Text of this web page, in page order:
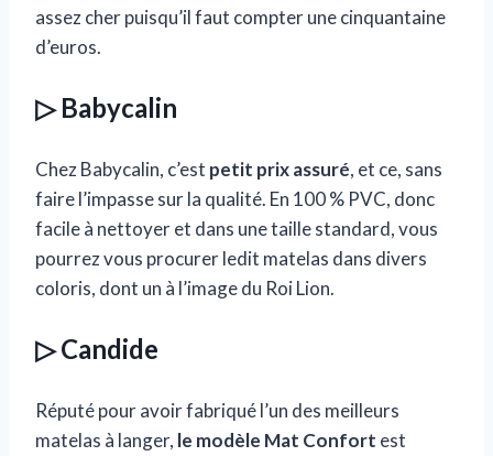
assez cher puisqu’il faut compter une cinquantaine
d’euros.
▷ Babycalin
Chez Babycalin, c’est petit prix assuré, et ce, sans
faire l’impasse sur la qualité. En 100 % PVC, donc
facile à nettoyer et dans une taille standard, vous
pourrez vous procurer ledit matelas dans divers
coloris, dont un à l’image du Roi Lion.
▷ Candide
Réputé pour avoir fabriqué l’un des meilleurs
matelas à langer, le modèle Mat Confort est